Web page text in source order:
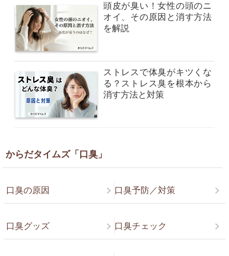
頭皮が臭い！女性の頭のニ
オイ、その原因と消す方法
を解説
ストレスで体臭がキツくな
る？ストレス臭を根本から
消す方法と対策
からだタイムズ「口臭」
口臭の原因 口臭予防／対策
口臭グッズ 口臭チェック